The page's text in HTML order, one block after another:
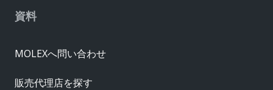
資料
MOLEXへ問い合わせ
販売代理店を探す